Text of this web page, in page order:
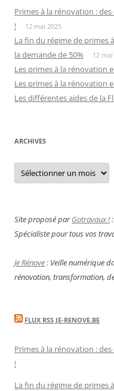
Primes à la rénovation :
!
12 mai 2025
La fin du régime de primes
la demande de 50%
12
Les primes à la rénovation
Les primes à la rénovation
Les différentes aides de la
ARCHIVES
Archives
Site proposé parGotravaux !:
Spécialiste pour tous vos
Je Rénove: Veille numérique
rénovation, transformation,
FLUX RSS JE-RENOVE.BE
Primes à la rénovation :
!
La fin du régime de primes